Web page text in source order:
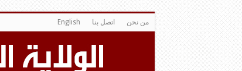
من نحن اتصل بنا English